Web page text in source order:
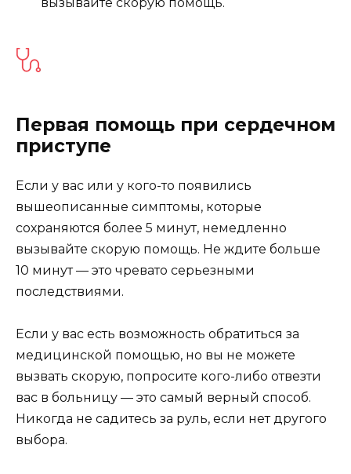
вызывайте скорую помощь.
Первая помощь при сердечном
приступе
Если у вас или у кого-то появились
вышеописанные симптомы, которые
сохраняются более 5 минут, немедленно
вызывайте скорую помощь. Не ждите больше
10 минут — это чревато серьезными
последствиями.
Если у вас есть возможность обратиться за
медицинской помощью, но вы не можете
вызвать скорую, попросите кого-либо отвезти
вас в больницу — это самый верный способ.
Никогда не садитесь за руль, если нет другого
выбора.